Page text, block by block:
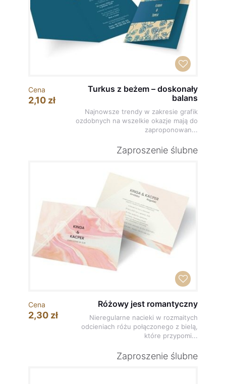
Cena
2,10 zł
Turkus z beżem – doskonały
balans
Najnowsze trendy w zakresie grafik
ozdobnych na wszelkie okazje mają do
zaproponowan...
Zaproszenie ślubne
Cena
2,30 zł
Różowy jest romantyczny
Nieregularne nacieki w rozmaitych
odcieniach różu połączonego z bielą,
które przypomi...
Zaproszenie ślubne